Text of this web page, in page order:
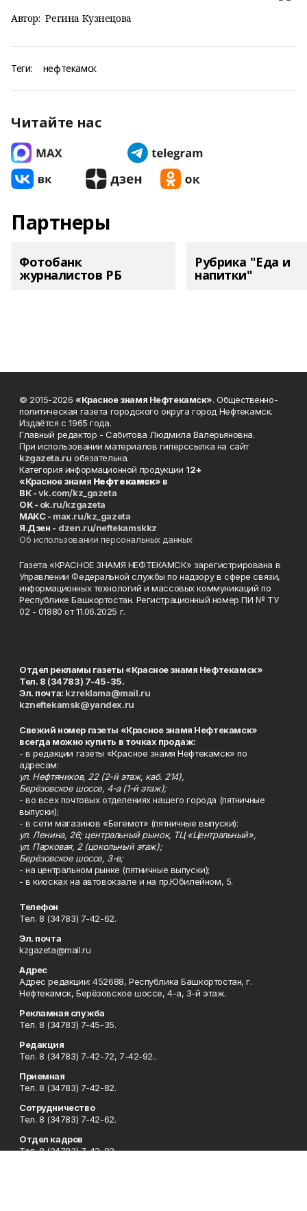
Автор: Регина Кузнецова
Теги: нефтекамск
Читайте нас
Партнеры
Фотобанк
журналистов РБ
Рубрика "Еда и
напитки"
© 2015-2026 «Красное знамя Нефтекамск». Общественно-
политическая газета городского округа город Нефтекамск.
Издаётся с 1965 года.
Главный редактор - Сабитова Людмила Валерьяновна.
При использовании материалов гиперссылка на сайт
kzgazeta.ru обязательна.
Категория информационной продукции 12+
«Красное знамя Нефтекамск» в
ВК -vk.com/kz_gazeta
ОК - ok.ru/kzgazeta
MAKC - max.ru/kz_gazeta
Я.Дзен - dzen.ru/neftekamskkz
Об использовании персональных данных
Газета «КРАСНОЕ ЗНАМЯ НЕФТЕКАМСК» зарегистрирована в
Управлении Федеральной службы по надзору в сфере связи,
информационных технологий и массовых коммуникаций по
Республике Башкортостан. Регистрационный номер ПИ № ТУ
02 - 01880 от 11.06.2025 г.
Отдел рекламы газеты «Красное знамя Нефтекамск»
Тел. 8 (34783) 7-45-35.
Эл. почта: kzreklama@mail.ru
kzneftekamsk@yandex.ru
Свежий номер газеты «Красное знамя Нефтекамск»
всегда можно купить в точках продаж:
- в редакции газеты «Красное знамя Нефтекамск» по
адресам:
ул. Нефтяников, 22 (2-й этаж, каб. 214),
Берёзовское шоссе, 4-а (1-й этаж);
- во всех почтовых отделениях нашего города (пятничные
выпуски);
- в сети магазинов «Бегемот» (пятничные выпуски):
ул. Ленина, 26; центральный рынок, ТЦ «Центральный»,
ул. Парковая, 2 (цокольный этаж);
Берёзовское шоссе, 3-в;
- на центральном рынке (пятничные выпуски);
- в киосках на автовокзале и на пр.Юбилейном, 5.
Телефон
Тел. 8 (34783) 7-42-62.
Эл. почта
kzgazeta@mail.ru
Адрес
Адрес редакции: 452688, Республика Башкортостан, г.
Нефтекамск, Берёзовское шоссе, 4-а, 3-й этаж.
Рекламная служба
Тел. 8 (34783) 7-45-35.
Редакция
Тел. 8 (34783) 7-42-72, 7-42-92..
Приемная
Тел. 8 (34783) 7-42-82.
Сотрудничество
Тел. 8 (34783) 7-42-62.
Отдел кадров
Тел. 8 (34783) 7-42-92.